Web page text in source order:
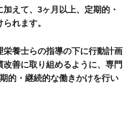
加えて、3ヶ月以上、定期的・
れます。
栄養士らの指導の下に行動計画
改善に取り組めるように、専門
的・継続的な働きかけを行い